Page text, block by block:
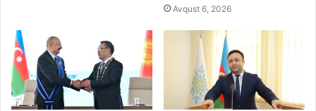
Avqust 6, 2026